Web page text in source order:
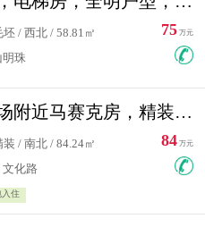
/ 西北 / 58.81㎡
明珠
75 万元
文化路市场附近马赛克房，精装修三居室，南北通透，实用面积大
/ 南北 / 84.24㎡
文化路
入住
84 万元